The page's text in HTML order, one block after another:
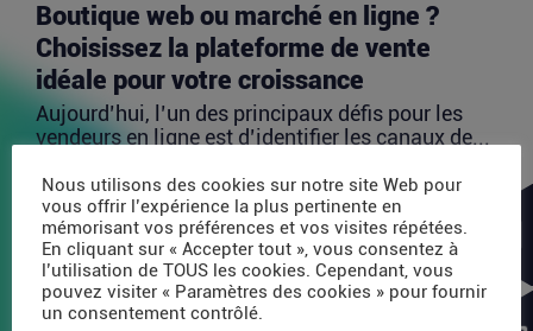
Boutique web ou marché en ligne ?
Choisissez la plateforme de vente
idéale pour votre croissance
Aujourd’hui, l’un des principaux défis pour les
vendeurs en ligne est d’identifier les canaux de...
Lire la suite
Avec 35 millions de dollars, SAPIOM
veut devenir le contrôleur de gestion
des agents IA
Nous utilisons des cookies sur notre site Web pour
vous offrir l’expérience la plus pertinente en
mémorisant vos préférences et vos visites répétées.
En cliquant sur « Accepter tout », vous consentez à
l’utilisation de TOUS les cookies. Cependant, vous
pouvez visiter « Paramètres des cookies » pour fournir
un consentement contrôlé.